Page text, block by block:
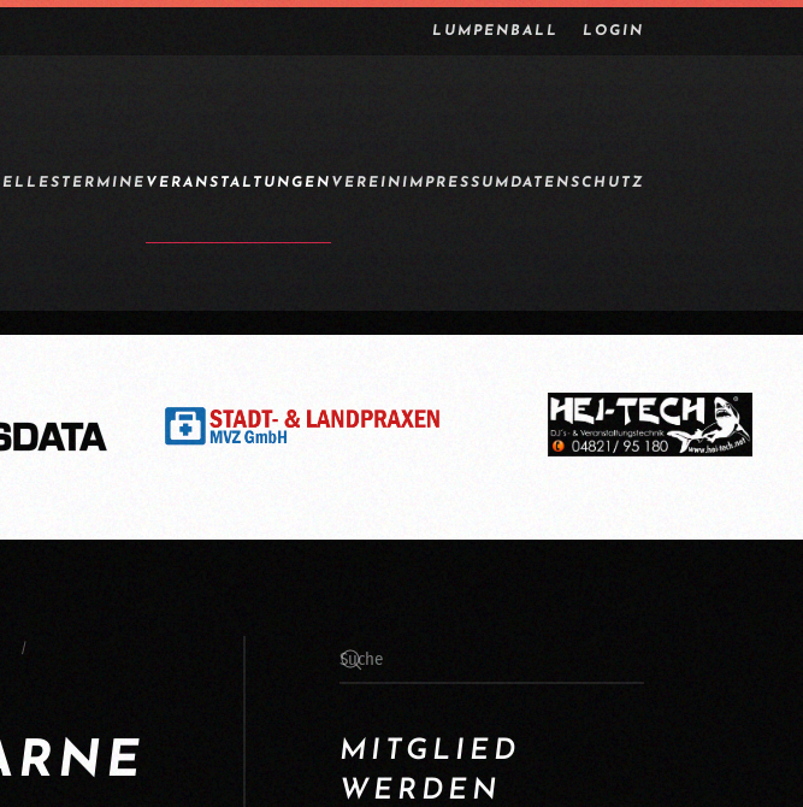
LUMPENBALL LOGIN
TERMINE VERANSTALTUNGEN VEREINIMPRESSUMDATENSCHUTZ
MITGLIED
WERDEN